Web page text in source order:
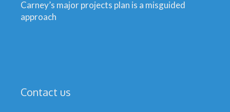
Carney’s major projects plan is a misguided
approach
Contact us